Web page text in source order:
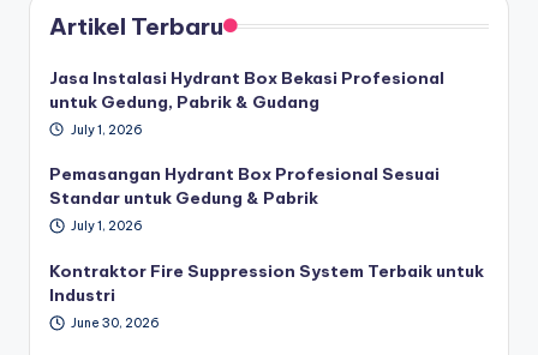
Artikel Terbaru
Jasa Instalasi Hydrant Box Bekasi Profesional
untuk Gedung, Pabrik & Gudang
July 1, 2026
Pemasangan Hydrant Box Profesional Sesuai
Standar untuk Gedung & Pabrik
July 1, 2026
Kontraktor Fire Suppression System Terbaik untuk
Industri
June 30, 2026